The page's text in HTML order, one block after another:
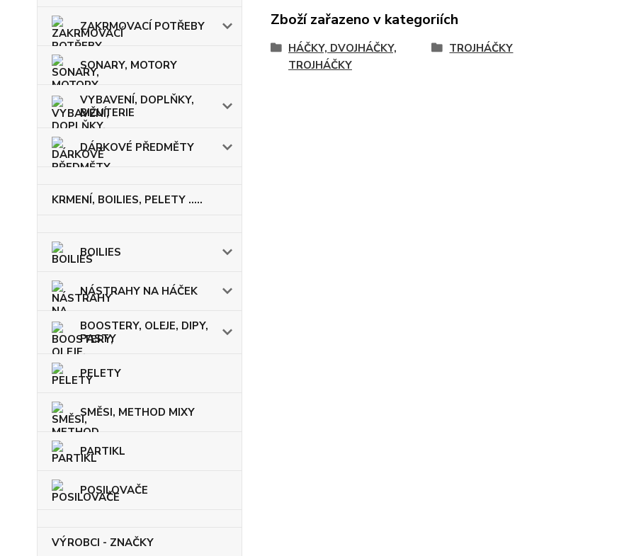
ZAKRMOVACÍ POTŘEBY
SONARY, MOTORY
VYBAVENÍ, DOPLŇKY,
BIŽUTERIE
DÁRKOVÉ PŘEDMĚTY
KRMENÍ, BOILIES, PELETY .....
BOILIES
NÁSTRAHY NA HÁČEK
BOOSTERY, OLEJE, DIPY,
PASTY
PELETY
SMĚSI, METHOD MIXY
PARTIKL
POSILOVAČE
VÝROBCI - ZNAČKY
Zboží zařazeno v kategoriích
HÁČKY, DVOJHÁČKY,
TROJHÁČKY
TROJHÁČKY